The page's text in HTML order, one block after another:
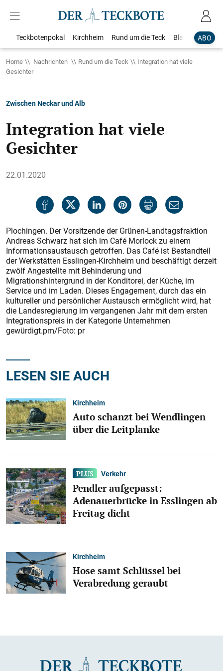
ABO
Teckbotenpokal Kirchheim Rund um die Teck Blaulicht
Home Nachrichten Rund um die Teck
Integration hat viele
Gesichter
Zwischen Neckar und Alb
Integration hat viele
Gesichter
22.01.2020
Plochingen. Der Vorsitzende der Grünen-Landtagsfraktion
Andreas Schwarz hat sich im Café Morlock zu einem
Informationsaustausch getroffen. Das Café ist Bestandteil
der Werkstätten Esslingen-Kirchheim und beschäftigt derzeit
zwölf Angestellte mit Behinderung und
Migrationshintergrund in der Konditorei, der Küche, im
Service und im Laden. Dieses Engagement, durch das ein
kultureller und persönlicher Austausch ermöglicht wird, hat
die Landesregierung im vergangenen Jahr mit dem ersten
Integrationspreis in der Kategorie Unternehmen
gewürdigt.pm/Foto: pr
LESEN SIE AUCH
Kirchheim
Auto schanzt bei Wendlingen
über die Leitplanke
Verkehr
Pendler aufgepasst:
Adenauerbrücke in Esslingen ab
Freitag dicht
Kirchheim
Hose samt Schlüssel bei
Verabredung geraubt